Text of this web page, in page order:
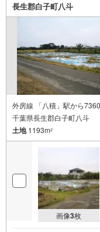
長生郡白子町八斗
外房線 「八積」駅から
千葉県長生郡白子町八斗
土地1193m2
画像3枚